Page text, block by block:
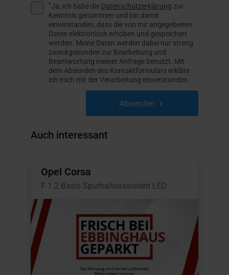
*Ja, ich habe die Datenschutzerklärung zur
Kenntnis genommen und bin damit
einverstanden, dass die von mir angegebenen
Daten elektronisch erhoben und gespeichert
werden. Meine Daten werden dabei nur streng
zweckgebunden zur Bearbeitung und
Beantwortung meiner Anfrage benutzt. Mit
dem Absenden des Kontaktformulars erkläre
ich mich mit der Verarbeitung einverstanden.
Absenden
Auch interessant
Opel Corsa
F 1.2 Basis Spurhalteassistent LED